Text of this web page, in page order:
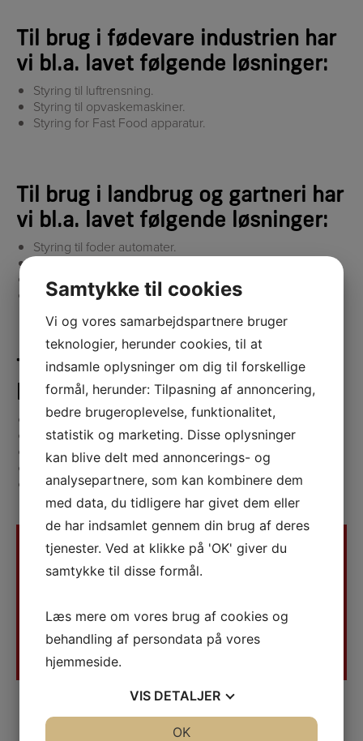
Til brug i fødevare industrien har
vi bl.a. lavet følgende løsninger:
Styring til luftrensning.
Styring til opvaskemaskiner.
Styring for Fast Food apparatur.
Til brug i landbrug og gartneri har
vi bl.a. lavet følgende løsninger:
Styring til foder automater.
Styring til såmaskiner.
Blæserstyring til fodervogn.
Styring til gødningsblander.
Til kommunikations brug har vi
bl.a. lavet følgende løsninger:
Betaling via SMS.
Skilte med SMS styring.
Alarm med SMS.
Tidsregistreringssystem.
Interface til diverse kommunikationsstandarder (CAN,
IBIS, LON, RS485 mm.).
Kontakt
Tommerup Elektronik A/S
DK-5690 Tommerup
+45 64761955
Samtykke til cookies
Vi og vores samarbejdspartnere bruger
teknologier, herunder cookies, til at
indsamle oplysninger om dig til forskellige
formål, herunder: Tilpasning af annoncering,
bedre brugeroplevelse, funktionalitet,
statistik og marketing. Disse oplysninger
kan blive delt med annoncerings- og
analysepartnere, som kan kombinere dem
med data, du tidligere har givet dem eller
de har indsamlet gennem din brug af deres
tjenester. Ved at klikke på 'OK' giver du
samtykke til disse formål.
Læs mere om vores brug af cookies og
behandling af persondata på vores
hjemmeside.
VIS DETALJER
OK